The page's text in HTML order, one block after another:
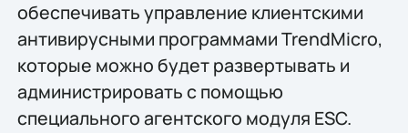
обеспечивать управление клиентскими
антивирусными программами TrendMicro,
которые можно будет развертывать и
администрировать с помощью
специального агентского модуля ESC.